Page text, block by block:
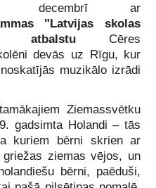
decembrī ar
"Latvijas skolas
atbalstuCēres
devās uz Rīgu, kur
muzikālo izrādi
Ziemassvētku
gadsimta Holandi – tās
kuriem bērni skrien ar
ziemas vējos, un
bērni, paēduši,